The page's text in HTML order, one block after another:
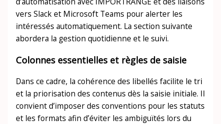
vers Slack et Microsoft Teams pour alerter les
intéressés automatiquement. La section suivante
abordera la gestion quotidienne et le suivi.
Colonnes essentielles et règles de saisie
Dans ce cadre, la cohérence des libellés facilite le tri
et la priorisation des contenus dès la saisie initiale. Il
convient d’imposer des conventions pour les statuts
et les formats afin d’éviter les ambiguïtés lors du